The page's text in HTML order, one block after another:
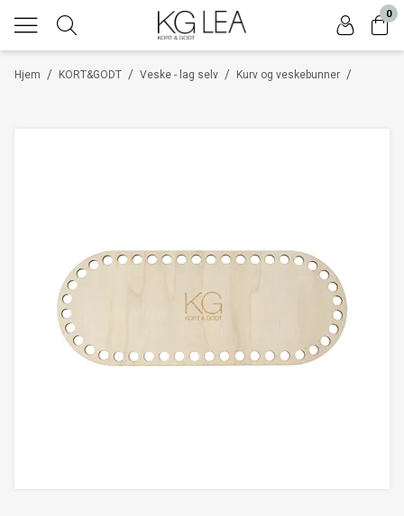
0
/
Hjem /
KORT&GODT /
Veske - lag selv /
Kurv og veskebunner